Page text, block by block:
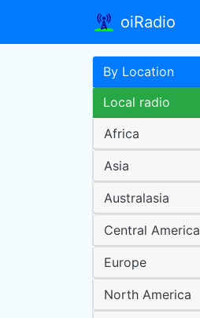
oiRadio
By Location
Local radio
Africa
Asia
Australasia
Central America
Europe
North America